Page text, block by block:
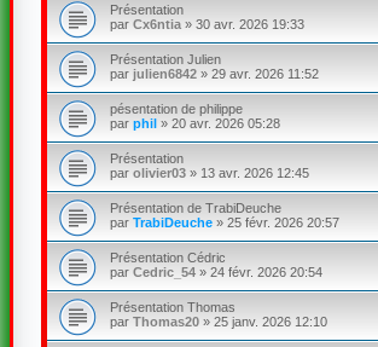
Présentation
par Cx6ntia» 30 avr. 2026 19:33
Présentation Julien
par julien6842» 29 avr. 2026 11:52
pésentation de philippe
par phil» 20 avr. 2026 05:28
Présentation
par olivier03» 13 avr. 2026 12:45
Présentation de TrabiDeuche
par TrabiDeuche» 25 févr. 2026 20:57
Présentation Cédric
par Cedric_54» 24 févr. 2026 20:54
Présentation Thomas
par Thomas20» 25 janv. 2026 12:10